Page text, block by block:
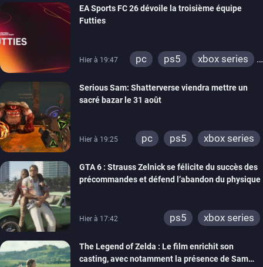
EA Sports FC 26 dévoile la troisième équipe
Futties
Hier à 19:47 pc ps5
xbox series
xbox one
switch 2
Serious Sam: Shatterverse viendra mettre un
sacré bazar le 31 août
Hier à 19:25 pc ps5 xbox series
GTA 6 : Strauss Zelnick se félicite du succès des
précommandes et défend l’abandon du physique
Hier à 17:42 ps5 xbox series
The Legend of Zelda : Le film enrichit son
casting, avec notamment la présence de Sam